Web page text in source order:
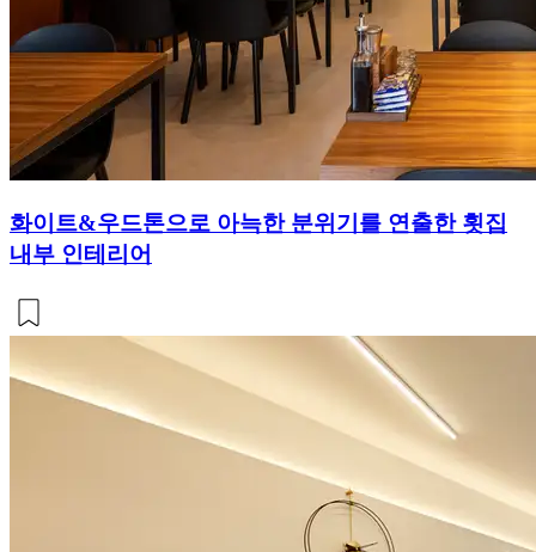
화이트&우드톤으로 아늑한 분위기를 연출한 횟집
내부 인테리어